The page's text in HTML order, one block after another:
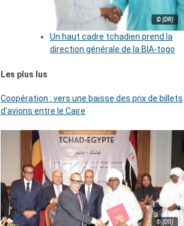
© (DR)
Un haut cadre tchadien prend la
direction générale de la BIA-togo
Les plus lus
Coopération : vers une baisse des prix de billets
d’avions entre le Caire
© (DR)